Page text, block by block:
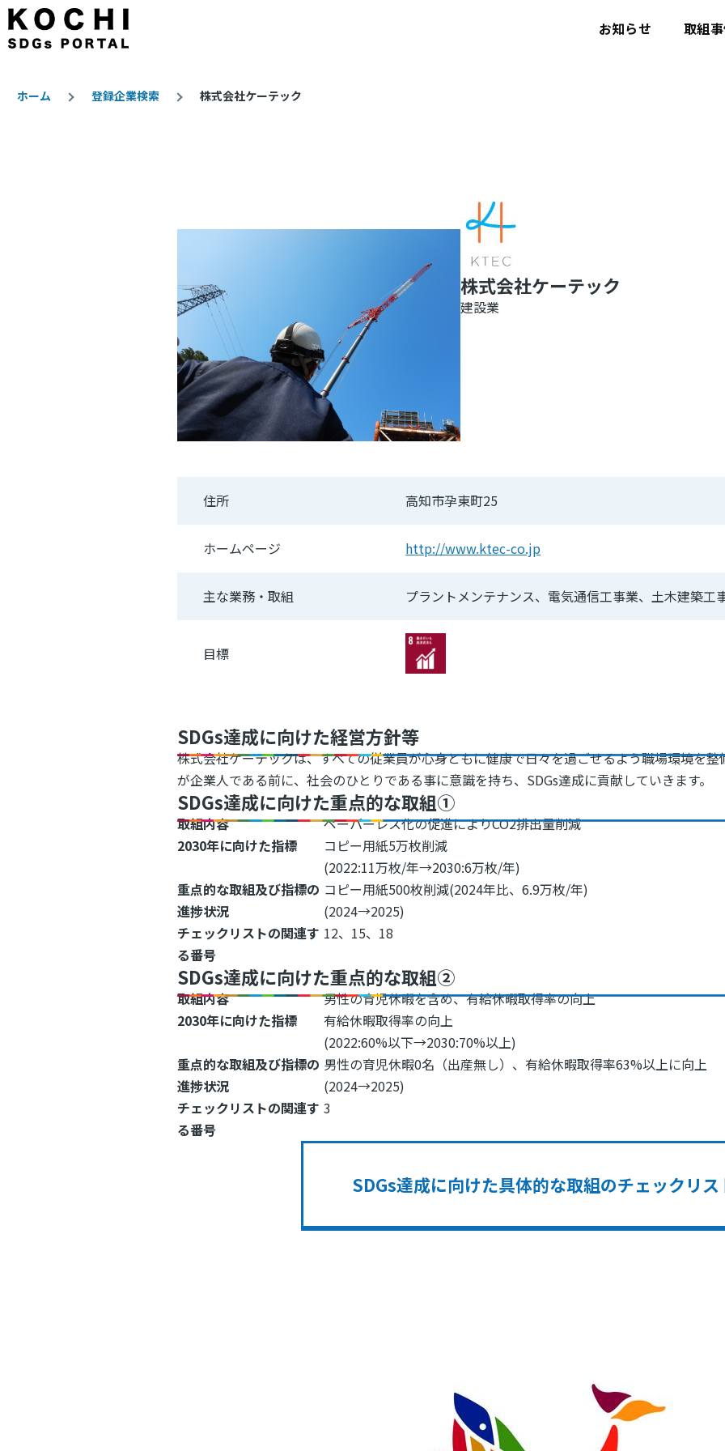
メインコンテンツに移動
お知らせ 取組
ホーム 登録企業検索 株式会社ケーテック
株式会社ケーテック
建設業
住所 高知市孕東町25
ホームページ http://www.ktec-co.jp
主な業務・取組 プラントメンテナンス、電気通信工事業、土木建築工
目標 Image
SDGs達成に向けた経営方針等
株式会社ケーテックは、すべての従業員が心身ともに健康で日々を過ごせるよう職場環境を
が企業人である前に、社会のひとりである事に意識を持ち、SDGs達成に貢献していきます。
SDGs達成に向けた重点的な取組①
取組内容
ペーパーレス化の促進によりCO2排出量削減
2030年に向けた指標
コピー用紙5万枚削減
(2022:11万枚/年→2030:6万枚/年)
重点的な取組及び指標の
進捗状況
コピー用紙500枚削減(2024年比、6.9万枚/年)
(2024→2025)
チェックリストの関連す
る番号
12、15、18
SDGs達成に向けた重点的な取組②
取組内容
男性の育児休暇を含め、有給休暇取得率の向上
2030年に向けた指標
有給休暇取得率の向上
(2022:60%以下→2030:70%以上)
重点的な取組及び指標の
進捗状況
男性の育児休暇0名（出産無し）、有給休暇取得率63%以上に向上
(2024→2025)
チェックリストの関連す
る番号
3
SDGs達成に向けた具体的な取組のチェックリス